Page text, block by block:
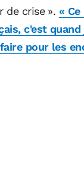
de crise ». «
c'est
pour les